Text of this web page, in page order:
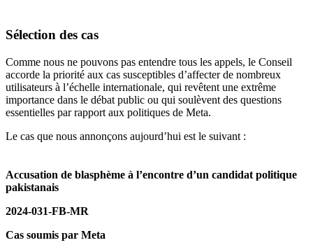
Sélection des cas
Comme nous ne pouvons pas entendre tous les appels, le Conseil
accorde la priorité aux cas susceptibles d’affecter de nombreux
utilisateurs à l’échelle internationale, qui revêtent une extrême
importance dans le débat public ou qui soulèvent des questions
essentielles par rapport aux politiques de Meta.
Le cas que nous annonçons aujourd’hui est le suivant :
Accusation de blasphème à l’encontre d’un candidat politique
pakistanais
2024-031-FB-MR
Cas soumis par Meta